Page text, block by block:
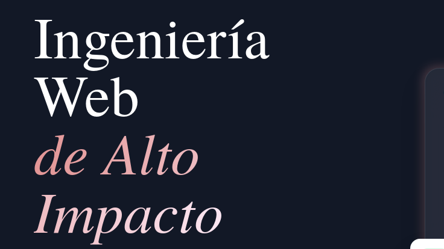
Ingeniería
Web
de Alto
Impacto